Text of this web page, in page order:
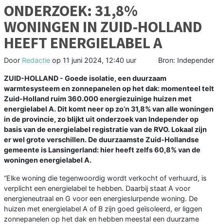
ONDERZOEK: 31,8%
WONINGEN IN ZUID-HOLLAND
HEEFT ENERGIELABEL A
Door Redactie op 11 juni 2024, 12:40 uur Bron: Independer
ZUID-HOLLAND - Goede isolatie, een duurzaam
warmtesysteem en zonnepanelen op het dak: momenteel telt
Zuid-Holland ruim 360.000 energiezuinige huizen met
energielabel A. Dit komt neer op zo’n 31,8% van alle woningen
in de provincie, zo blijkt uit onderzoek van Independer op
basis van de energielabel registratie van de RVO. Lokaal zijn
er wel grote verschillen. De duurzaamste Zuid-Hollandse
gemeente is Lansingerland: hier heeft zelfs 60,8% van de
woningen energielabel A.
“Elke woning die tegenwoordig wordt verkocht of verhuurd, is
verplicht een energielabel te hebben. Daarbij staat A voor
energieneutraal en G voor een energieslurpende woning. De
huizen met energielabel A of B zijn goed geïsoleerd, er liggen
zonnepanelen op het dak en hebben meestal een duurzame